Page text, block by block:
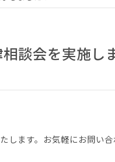
談会を実施し
します。お気軽にお問い